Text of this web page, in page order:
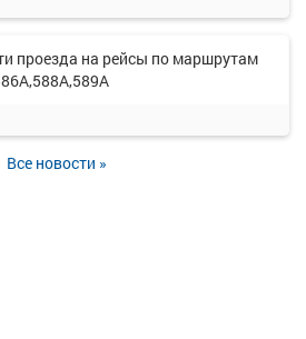
проезда на рейсы по маршрутам
Все новости »